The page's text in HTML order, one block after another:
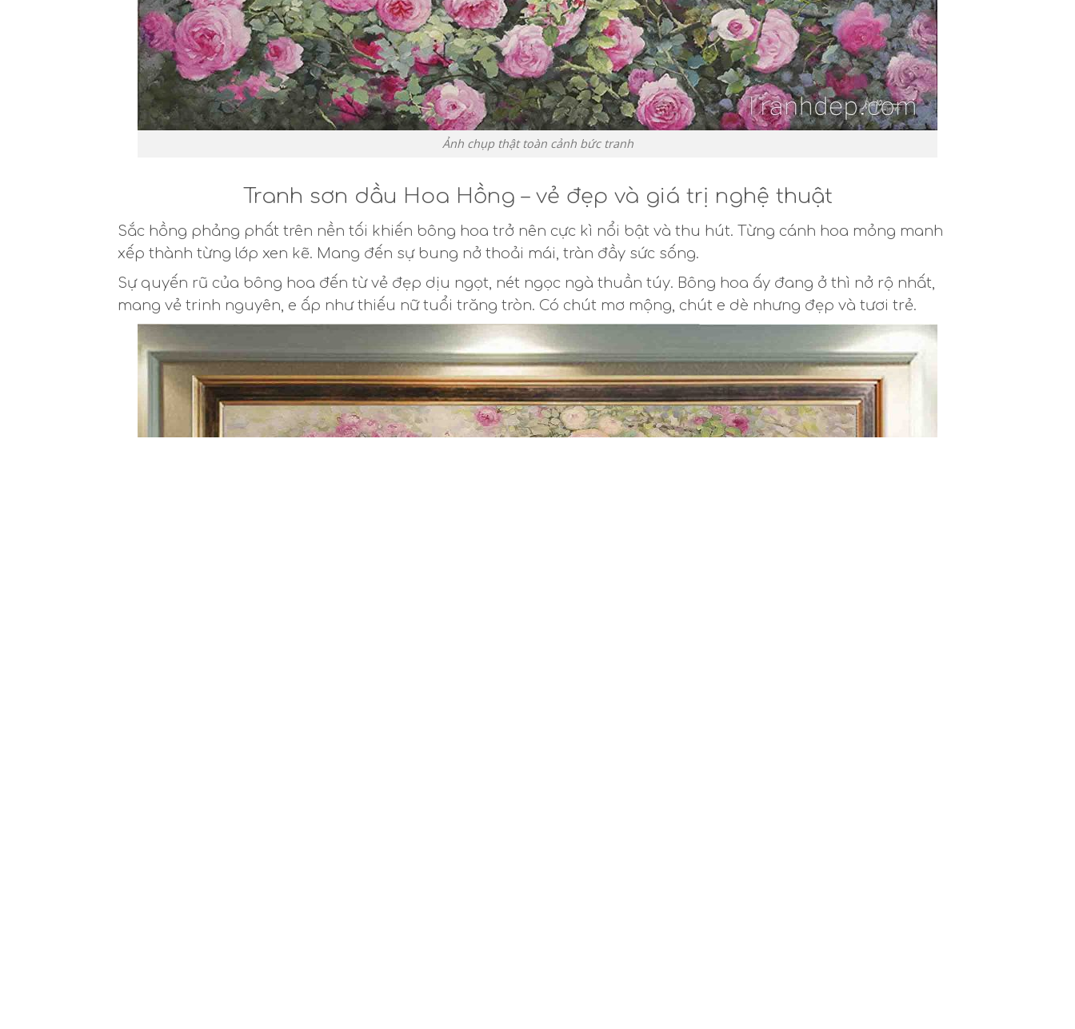
Ảnh chụp thật toàn cảnh bức tranh
Tranh sơn dầu Hoa Hồng – vẻ đẹp và giá trị nghệ thuật
Sắc hồng phảng phất trên nền tối khiến bông hoa trở nên cực kì nổi bật và thu hút. Từng cánh hoa mỏng manh
xếp thành từng lớp xen kẽ. Mang đến sự bung nở thoải mái, tràn đầy sức sống.
Sự quyến rũ của bông hoa đến từ vẻ đẹp dịu ngọt, nét ngọc ngà thuần túy. Bông hoa ấy đang ở thì nở rộ nhất,
mang vẻ trinh nguyên, e ấp như thiếu nữ tuổi trăng tròn. Có chút mơ mộng, chút e dè nhưng đẹp và tươi trẻ.